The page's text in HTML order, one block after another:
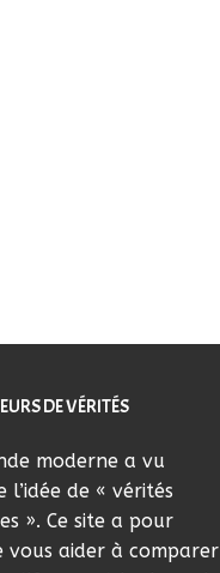
DE VÉRITÉS
moderne a vu
de « vérités
». Ce site a pour
vous aider à comparer